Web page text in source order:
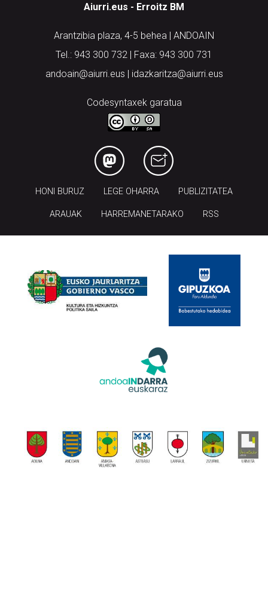
Aiurri.eus - Erroitz BM
Arantzibia plaza, 4-5 behea | ANDOAIN
Tel.: 943 300 732 | Faxa: 943 300 731
andoain@aiurri.eus | idazkaritza@aiurri.eus
Codesyntaxek garatua
HONI BURUZ LEGE OHARRA PUBLIZITATEA
ARAUAK HARREMANETARAKO RSS